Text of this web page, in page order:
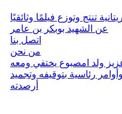
تنتج وتوزع فيلمًا وثائقيًا
عن الشهيد بوبكر بن عامر
اتصل بنا
من نحن
ولد امصبوع يختفي ومعه
رئاسية بتوقيفه وتجميد
أرصدته